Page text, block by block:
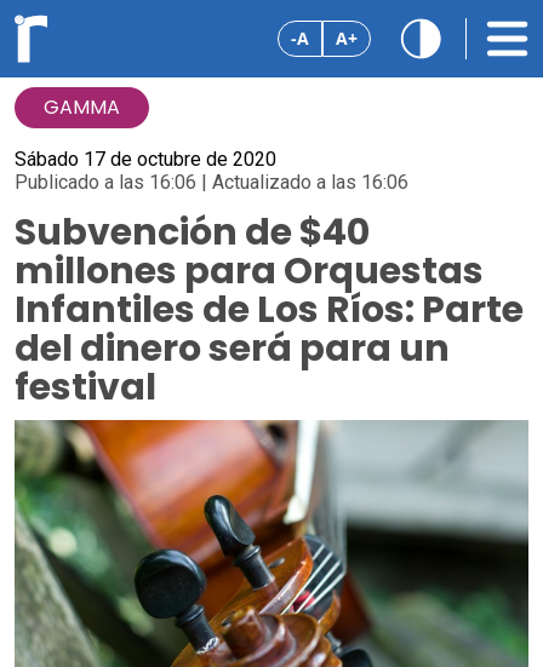
-A A+
GAMMA
Sábado 17 de octubre de 2020
Publicado a las 16:06 | Actualizado a las 16:06
Subvención de $40
millones para Orquestas
Infantiles de Los Ríos: Parte
del dinero será para un
festival